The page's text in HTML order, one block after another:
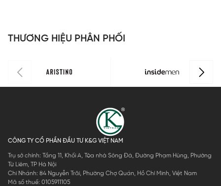
THƯƠNG HIỆU PHÂN PHỐI
CÔNG TY CỔ PHẦN ĐẦU TƯ K&G VIỆT NAM
Trụ sở chính: Tầng 11, Khối A, Tòa nhà Sông Đà, Đường Phạm Hùng, Phường
Từ Liêm, TP Hà Nội
Chi Nhánh: 84 Nguyễn Trãi, Phường Chợ Quán, Hồ Chí Minh, Việt Nam
Mã số thuế: 0105911105